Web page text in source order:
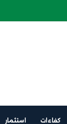
كفاءات استثمار